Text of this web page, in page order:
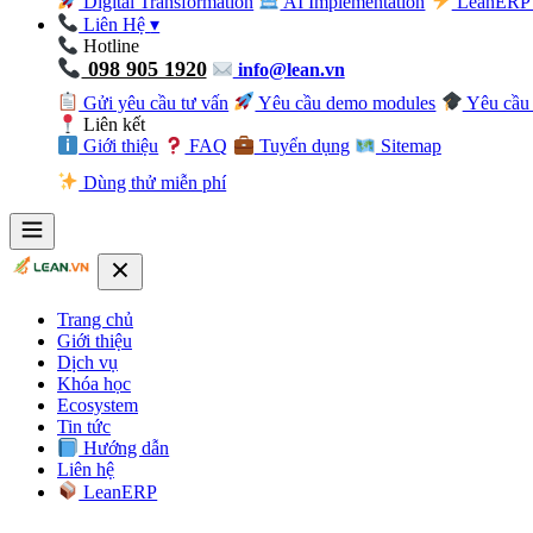
Liên Hệ▾
Hotline
098 905 1920
info@lean.vn
Gửi yêu cầu tư vấn
Yêu cầu demo modules
Yêu cầu
Liên kết
Giới thiệu
FAQ Tuyển dụng
Sitemap
Dùng thử miễn phí
Trang chủ
Giới thiệu
Dịch vụ
Khóa học
Ecosystem
Tin tức
Hướng dẫn
Liên hệ
LeanERP